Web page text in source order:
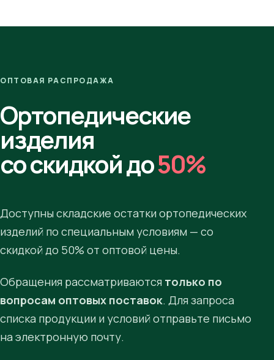
ОПТОВАЯ РАСПРОДАЖА
Ортопедические
изделия
со скидкой до50%
Доступны складские остатки ортопедических
изделий по специальным условиям — со
скидкой до 50% от оптовой цены.
Обращения рассматриваются только по
вопросам оптовых поставок. Для запроса
списка продукции и условий отправьте письмо
на электронную почту.